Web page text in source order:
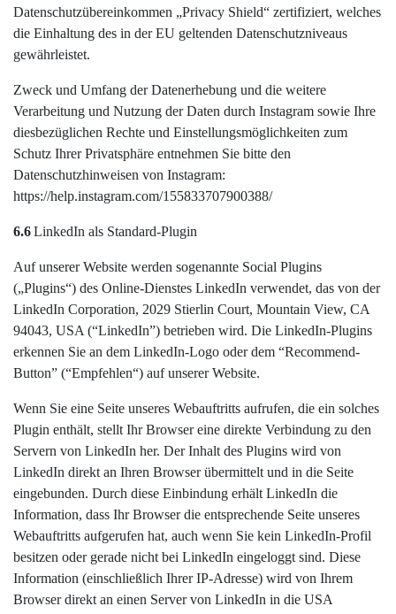
Datenschutzübereinkommen „Privacy Shield“ zertifiziert, welches
die Einhaltung des in der EU geltenden Datenschutzniveaus
gewährleistet.
Zweck und Umfang der Datenerhebung und die weitere
Verarbeitung und Nutzung der Daten durch Instagram sowie Ihre
diesbezüglichen Rechte und Einstellungsmöglichkeiten zum
Schutz Ihrer Privatsphäre entnehmen Sie bitte den
Datenschutzhinweisen von Instagram:
https://help.instagram.com/155833707900388/
6.6LinkedIn als Standard-Plugin
Auf unserer Website werden sogenannte Social Plugins
(„Plugins“) des Online-Dienstes LinkedIn verwendet, das von der
LinkedIn Corporation, 2029 Stierlin Court, Mountain View, CA
94043, USA (“LinkedIn”) betrieben wird. Die LinkedIn-Plugins
erkennen Sie an dem LinkedIn-Logo oder dem “Recommend-
Button” (“Empfehlen“) auf unserer Website.
Wenn Sie eine Seite unseres Webauftritts aufrufen, die ein solches
Plugin enthält, stellt Ihr Browser eine direkte Verbindung zu den
Servern von LinkedIn her. Der Inhalt des Plugins wird von
LinkedIn direkt an Ihren Browser übermittelt und in die Seite
eingebunden. Durch diese Einbindung erhält LinkedIn die
Information, dass Ihr Browser die entsprechende Seite unseres
Webauftritts aufgerufen hat, auch wenn Sie kein LinkedIn-Profil
besitzen oder gerade nicht bei LinkedIn eingeloggt sind. Diese
Information (einschließlich Ihrer IP-Adresse) wird von Ihrem
Browser direkt an einen Server von LinkedIn in die USA